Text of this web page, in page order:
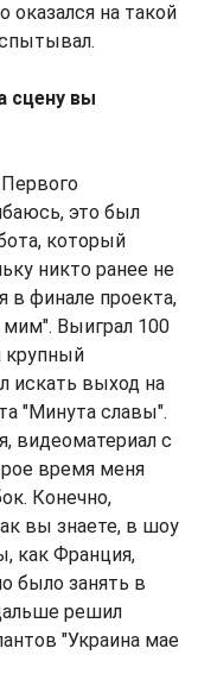
оказался на такой
сцену вы
это был
который
никто ранее не
в финале проекта,
Выиграл 100
искать выход на
"Минута славы".
видеоматериал с
время меня
Конечно,
вы знаете, в шоу
как Франция,
было занять в
решил
"Украина мае